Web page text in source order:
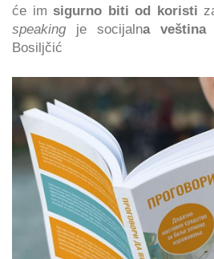
će im sigurno biti od koristi
speakingje socijalna veština
Bosiljčić